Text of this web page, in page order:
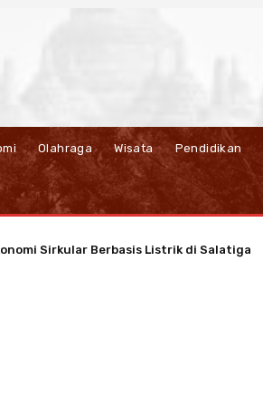
Olahraga Wisata Pendidikan
Sirkular Berbasis Listrik di Salatiga